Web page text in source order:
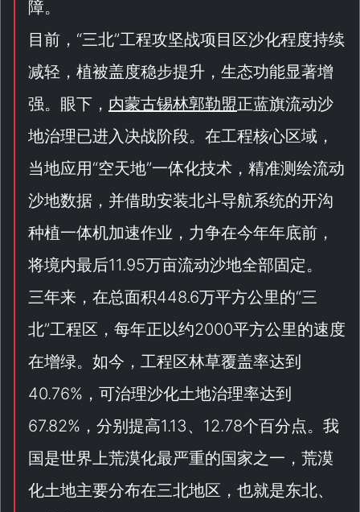
障。
目前，“三北”工程攻坚战项目区沙化程度持续
减轻，植被盖度稳步提升，生态功能显著增
强。眼下， 内蒙古锡林郭勒盟正蓝旗流动沙
地治理已进入决战阶段。在工程核心区域，
当地应用“空天地”一体化技术，精准测绘流动
沙地数据，并借助安装北斗导航系统的开沟
种植一体机加速作业，力争在今年年底前，
将境内最后11.95万亩流动沙地全部固定。
三年来，在总面积448.6万平方公里的“三
北”工程区，每年正以约2000平方公里的速度
在增绿。如今，工程区林草覆盖率达到
40.76%，可治理沙化土地治理率达到
67.82%，分别提高1.13、12.78个百分点。我
国是世界上荒漠化最严重的国家之一，荒漠
化土地主要分布在三北地区，也就是东北、